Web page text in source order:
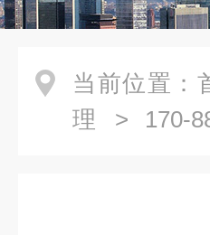
当前位置：
理
> 170-